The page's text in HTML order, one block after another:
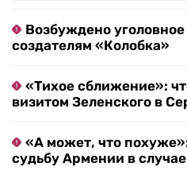
Возбуждено уголовное
создателям «Колобка»
«Тихое сближение»:
визитом Зеленского в
«А может, что
судьбу Армении в